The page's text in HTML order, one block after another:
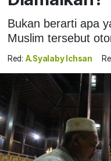
Bukan berarti apa
Muslim tersebut
Red: A.Syalaby Ichsan